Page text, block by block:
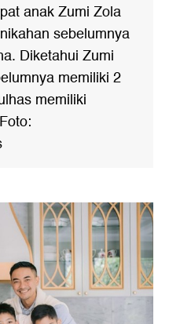
anak Zumi Zola
sebelumnya
Diketahui Zumi
memiliki 2
memiliki